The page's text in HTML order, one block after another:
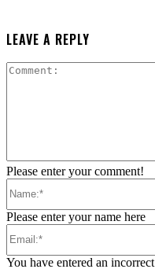
LEAVE A REPLY
Please enter your comment!
Please enter your name here
You have entered an